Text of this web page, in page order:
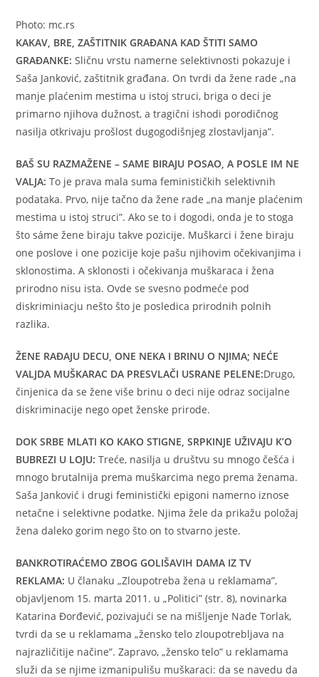
Photo: mc.rs
KAKAV, BRE, ZAŠTITNIK GRAĐANA KAD ŠTITI SAMO
GRAĐANKE: Sličnu vrstu namerne selektivnosti pokazuje i
Saša Janković, zaštitnik građana. On tvrdi da žene rade „na
manje plaćenim mestima u istoj struci, briga o deci je
primarno njihova dužnost, a tragični ishodi porodičnog
nasilja otkrivaju prošlost dugogodišnjeg zlostavljanja”.
BAŠ SU RAZMAŽENE – SAME BIRAJU POSAO, A POSLE IM NE
VALJA: To je prava mala suma feminističkih selektivnih
podataka. Prvo, nije tačno da žene rade „na manje plaćenim
mestima u istoj struci”. Ako se to i dogodi, onda je to stoga
što sáme žene biraju takve pozicije. Muškarci i žene biraju
one poslove i one pozicije koje pašu njihovim očekivanjima i
sklonostima. A sklonosti i očekivanja muškaraca i žena
prirodno nisu ista. Ovde se svesno podmeće pod
diskriminiacju nešto što je posledica prirodnih polnih
razlika.
ŽENE RAĐAJU DECU, ONE NEKA I BRINU O NJIMA; NEĆE
VALJDA MUŠKARAC DA PRESVLAČI USRANE PELENE:Drugo,
činjenica da se žene više brinu o deci nije odraz socijalne
diskriminacije nego opet ženske prirode.
DOK SRBE MLATI KO KAKO STIGNE, SRPKINJE UŽIVAJU K’O
BUBREZI U LOJU:Treće, nasilja u društvu su mnogo češća i
mnogo brutalnija prema muškarcima nego prema ženama.
Saša Janković i drugi feministički epigoni namerno iznose
netačne i selektivne podatke. Njima žele da prikažu položaj
žena daleko gorim nego što on to stvarno jeste.
BANKROTIRAĆEMO ZBOG GOLIŠAVIH DAMA IZ TV
REKLAMA: U članaku „Zloupotreba žena u reklamama”,
objavljenom 15. marta 2011. u „Politici” (str. 8), novinarka
Katarina Đorđević, pozivajući se na mišljenje Nade Torlak,
tvrdi da se u reklamama „žensko telo zloupotrebljava na
najrazličitije načine”. Zapravo, „žensko telo” u reklamama
služi da se njime izmanipulišu muškaraci: da se navedu da